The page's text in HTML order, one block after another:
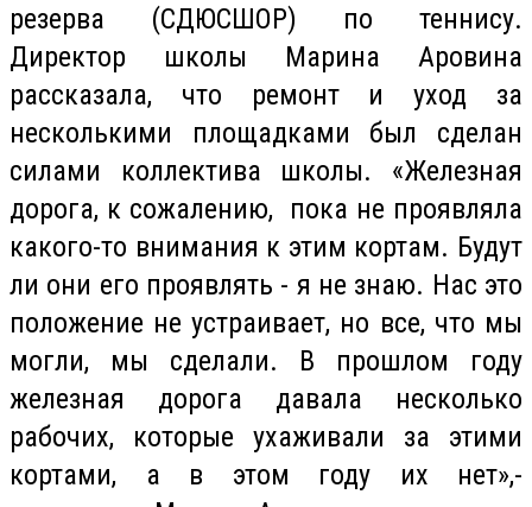
резерва (СДЮСШОР) по теннису.
Директор школы Марина Аровина
рассказала, что ремонт и уход за
несколькими площадками был сделан
силами коллектива школы. «Железная
дорога, к сожалению, пока не проявляла
какого-то внимания к этим кортам. Будут
ли они его проявлять - я не знаю. Нас это
положение не устраивает, но все, что мы
могли, мы сделали. В прошлом году
железная дорога давала несколько
рабочих, которые ухаживали за этими
кортами, а в этом году их нет»,-